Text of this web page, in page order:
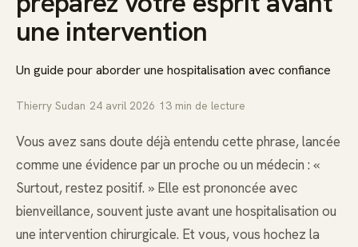
une intervention
Un guide pour aborder une hospitalisation avec confiance
Thierry Sudan 24 avril 2026 13 min de lecture
Vous avez sans doute déjà entendu cette phrase, lancée
comme une évidence par un proche ou un médecin : «
Surtout, restez positif. » Elle est prononcée avec
bienveillance, souvent juste avant une hospitalisation ou
une intervention chirurgicale. Et vous, vous hochez la